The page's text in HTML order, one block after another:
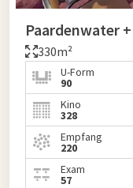
Paardenwater
330m²
U-Form
90
Kino
328
Empfang
220
Exam
57